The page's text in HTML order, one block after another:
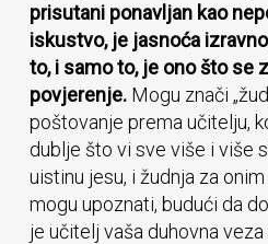
prisutani ponavljan kao
iskustvo, je jasnoća
to, i samo to, je ono što se
povjerenje.Mogu znači
poštovanje prema učitelju,
dublje što vi sve više i više
uistinu jesu, i žudnja za
mogu upoznati, budući da
je učitelj vaša duhovna